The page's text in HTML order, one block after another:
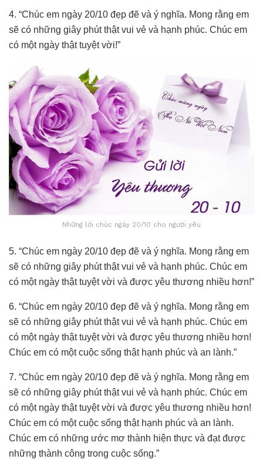
4. “Chúc em ngày 20/10 đẹp đẽ và ý nghĩa. Mong rằng em
sẽ có những giây phút thật vui vẻ và hạnh phúc. Chúc em
có một ngày thật tuyệt vời!”
Những lời chúc ngày 20/10 cho người yêu
5. “Chúc em ngày 20/10 đẹp đẽ và ý nghĩa. Mong rằng em
sẽ có những giây phút thật vui vẻ và hạnh phúc. Chúc em
có một ngày thật tuyệt vời và được yêu thương nhiều hơn!”
6. “Chúc em ngày 20/10 đẹp đẽ và ý nghĩa. Mong rằng em
sẽ có những giây phút thật vui vẻ và hạnh phúc. Chúc em
có một ngày thật tuyệt vời và được yêu thương nhiều hơn!
Chúc em có một cuộc sống thật hạnh phúc và an lành.”
7. “Chúc em ngày 20/10 đẹp đẽ và ý nghĩa. Mong rằng em
sẽ có những giây phút thật vui vẻ và hạnh phúc. Chúc em
có một ngày thật tuyệt vời và được yêu thương nhiều hơn!
Chúc em có một cuộc sống thật hạnh phúc và an lành.
Chúc em có những ước mơ thành hiện thực và đạt được
những thành công trong cuộc sống.”